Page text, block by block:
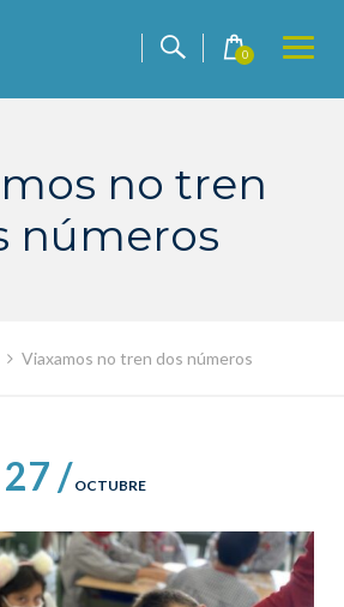
0
no tren
números
Viaxamos no tren dos números
27 / OCTUBRE